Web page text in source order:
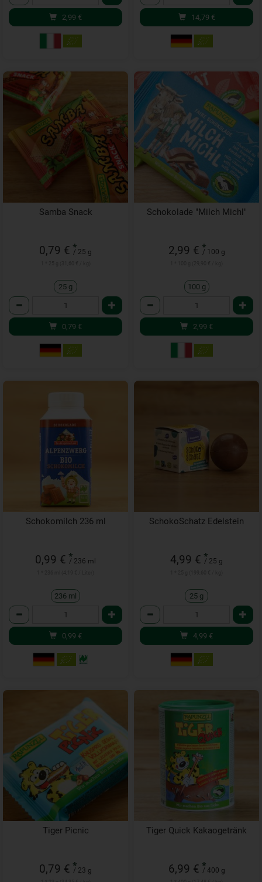
2,99 € 14,79 €
Samba Snack
0,79 € *
/ 25 g
25 g
Anzahl
0,79 €
Schokolade "Milch Michl"
2,99 € *
/ 100 g
100 g
Anzahl
2,99 €
Schokomilch 236 ml
0,99 € *
/ 236 ml
236 ml
Anzahl
0,99 €
SchokoSchatz Edelstein
4,99 € *
/ 25 g
25 g
Anzahl
4,99 €
Tiger Picnic
0,79 € *
/ 23 g
Tiger Quick Kakaogetränk
6,99 € *
/ 400 g